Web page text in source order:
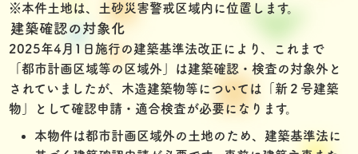
※本件土地は、土砂災害警戒区域内に位置します。
建築確認の対象化
2025年4月1日施行の建築基準法改正により、これまで
「都市計画区域等の区域外」は建築確認・検査の対象外と
されていましたが、木造建築物等については「新２号建築
物」として確認申請・適合検査が必要になります。
本物件は都市計画区域外の土地のため、建築基準法に